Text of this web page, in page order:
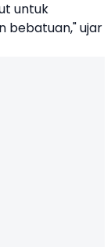
untuk
bebatuan," ujar